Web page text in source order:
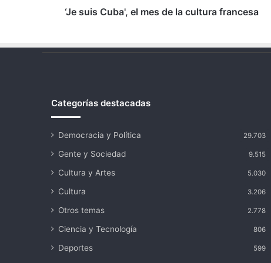
‘Je suis Cuba', el mes de la cultura francesa
Categorías destacadas
Democracia y Política 29.703
Gente y Sociedad 9.515
Cultura y Artes 5.030
Cultura 3.206
Otros temas 2.778
Ciencia y Tecnología 806
Deportes 599